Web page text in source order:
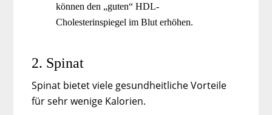
können den „guten“ HDL-
Cholesterinspiegel im Blut erhöhen.
2. Spinat
Spinat bietet viele gesundheitliche Vorteile
für sehr wenige Kalorien.